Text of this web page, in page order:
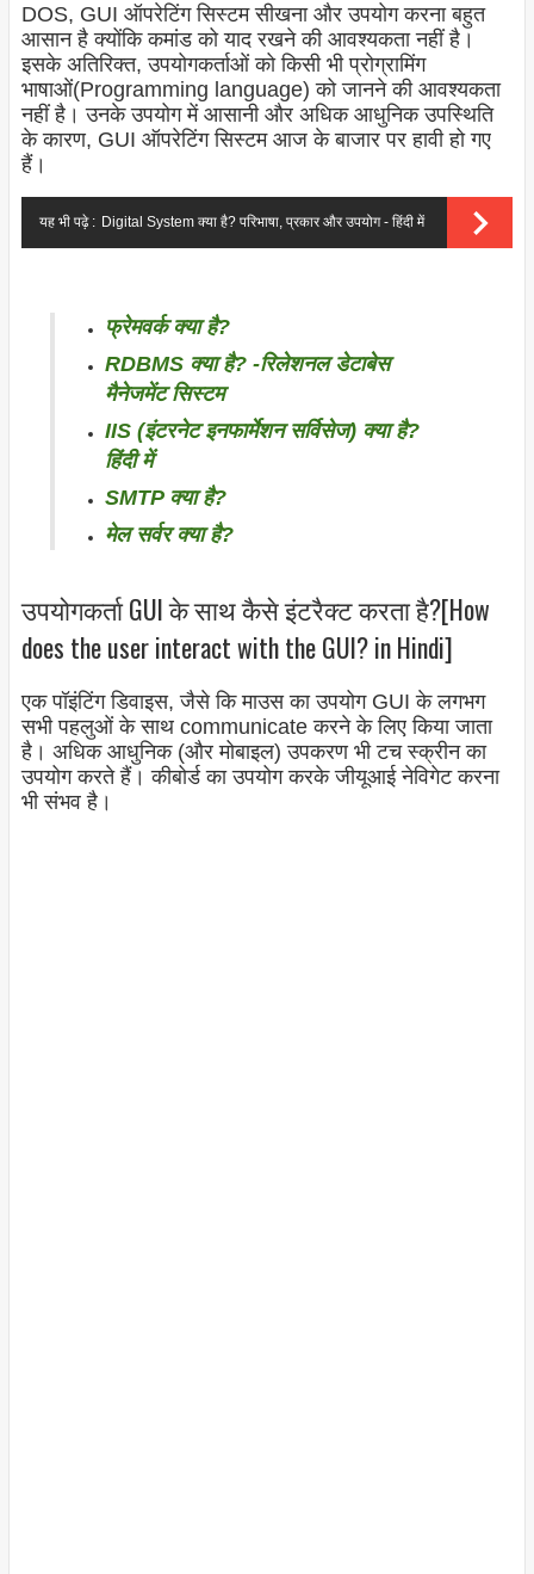
DOS, GUI ऑपरेटिंग सिस्टम सीखना और उपयोग करना बहुत
आसान है क्योंकि कमांड को याद रखने की आवश्यकता नहीं है।
इसके अतिरिक्त, उपयोगकर्ताओं को किसी भी प्रोग्रामिंग
भाषाओं(Programming language) को जानने की आवश्यकता
नहीं है। उनके उपयोग में आसानी और अधिक आधुनिक उपस्थिति
के कारण, GUI ऑपरेटिंग सिस्टम आज के बाजार पर हावी हो गए
हैं।
यह भी पढ़े : Digital System क्या है? परिभाषा, प्रकार और उपयोग - हिंदी में
फ्रेमवर्क क्या है?
RDBMS क्या है? -रिलेशनल डेटाबेस
मैनेजमेंट सिस्टम
IIS (इंटरनेट इनफार्मेशन सर्विसेज) क्या है?
हिंदी में
SMTP क्या है?
मेल सर्वर क्या है?
उपयोगकर्ता GUI के साथ कैसे इंटरैक्ट करता है?[How
does the user interact with the GUI? in Hindi]
एक पॉइंटिंग डिवाइस, जैसे कि माउस का उपयोग GUI के लगभग
सभी पहलुओं के साथ communicate करने के लिए किया जाता
है। अधिक आधुनिक (और मोबाइल) उपकरण भी टच स्क्रीन का
उपयोग करते हैं। कीबोर्ड का उपयोग करके जीयूआई नेविगेट करना
भी संभव है।